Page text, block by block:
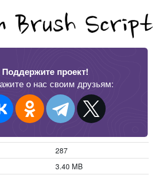
Поддержите проект!
о нас своим друзьям:
287
3.40 MB